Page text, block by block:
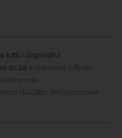
tutti i dispositivi
su 24 e visionare infinite
dall’atto dell’iscrizione.